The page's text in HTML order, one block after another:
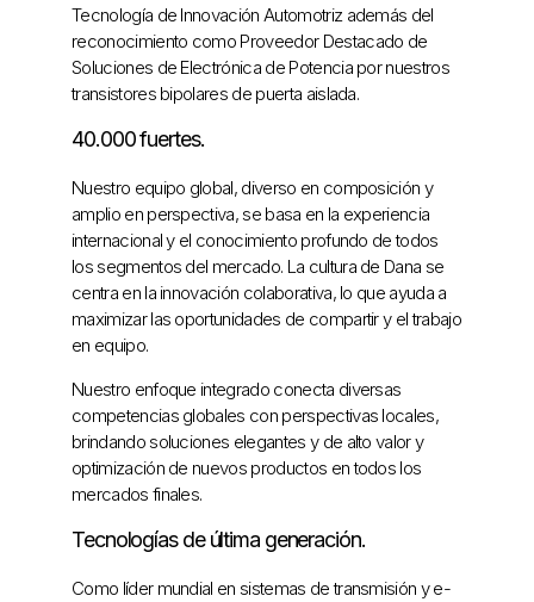
Tecnología de Innovación Automotriz además del
reconocimiento como Proveedor Destacado de
Soluciones de Electrónica de Potencia por nuestros
transistores bipolares de puerta aislada.
40.000 fuertes.
Nuestro equipo global, diverso en composición y
amplio en perspectiva, se basa en la experiencia
internacional y el conocimiento profundo de todos
los segmentos del mercado. La cultura de Dana se
centra en la innovación colaborativa, lo que ayuda a
maximizar las oportunidades de compartir y el trabajo
en equipo.
Nuestro enfoque integrado conecta diversas
competencias globales con perspectivas locales,
brindando soluciones elegantes y de alto valor y
optimización de nuevos productos en todos los
mercados finales.
Tecnologías de última generación.
Como líder mundial en sistemas de transmisión y e-